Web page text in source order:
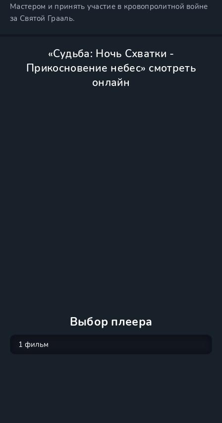
Мастером и принять участие в кровопролитной войне
за Святой Грааль.
«Судьба: Ночь Схватки -
Прикосновение небес» смотреть
онлайн
Выбор плеера